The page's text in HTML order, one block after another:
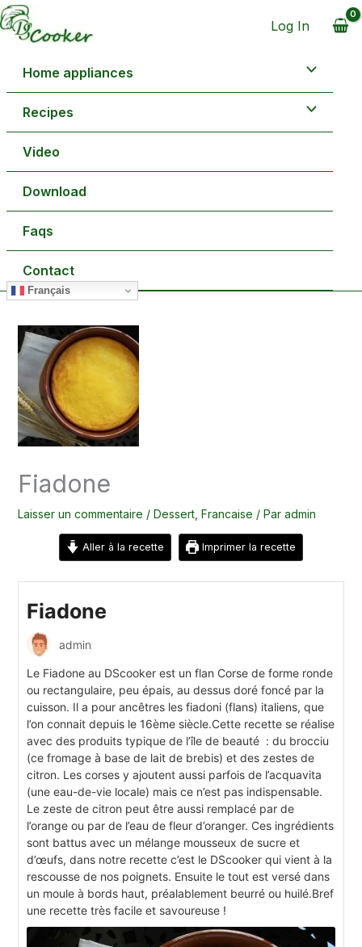
au
contenu
Log In
Home appliances
Recipes
Video
Download
Faqs
Contact
Français
Fiadone
Laisser un commentaire / Dessert, Francaise / Par admin
Aller à la recette Imprimer la recette
Fiadone
admin
Le Fiadone au DScooker est un flan Corse de forme ronde
ou rectangulaire, peu épais, au dessus doré foncé par la
cuisson. Il a pour ancêtres les fiadoni (flans) italiens, que
l’on connait depuis le 16ème siècle.Cette recette se réalise
avec des produits typique de l’île de beauté : du brocciu
(ce fromage à base de lait de brebis) et des zestes de
citron. Les corses y ajoutent aussi parfois de l’acquavita
(une eau-de-vie locale) mais ce n’est pas indispensable.
Le zeste de citron peut être aussi remplacé par de
l’orange ou par de l’eau de fleur d’oranger. Ces ingrédients
sont battus avec un mélange mousseux de sucre et
d’œufs, dans notre recette c’est le DScooker qui vient à la
rescousse de nos poignets. Ensuite le tout est versé dans
un moule à bords haut, préalablement beurré ou huilé.Bref
une recette très facile et savoureuse !